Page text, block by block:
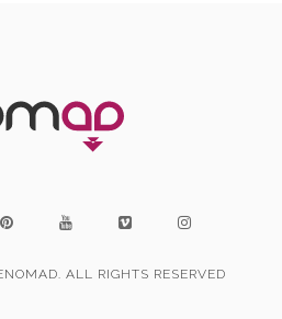
ALL RIGHTS RESERVED